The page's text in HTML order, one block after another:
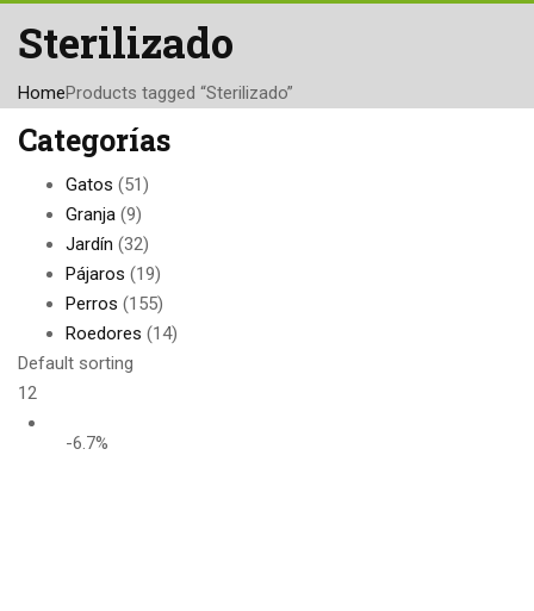
Sterilizado
HomeProducts tagged “Sterilizado”
Categorías
Gatos (51)
Granja (9)
Jardín (32)
Pájaros (19)
Perros (155)
Roedores (14)
Default sorting
12
-6.7%